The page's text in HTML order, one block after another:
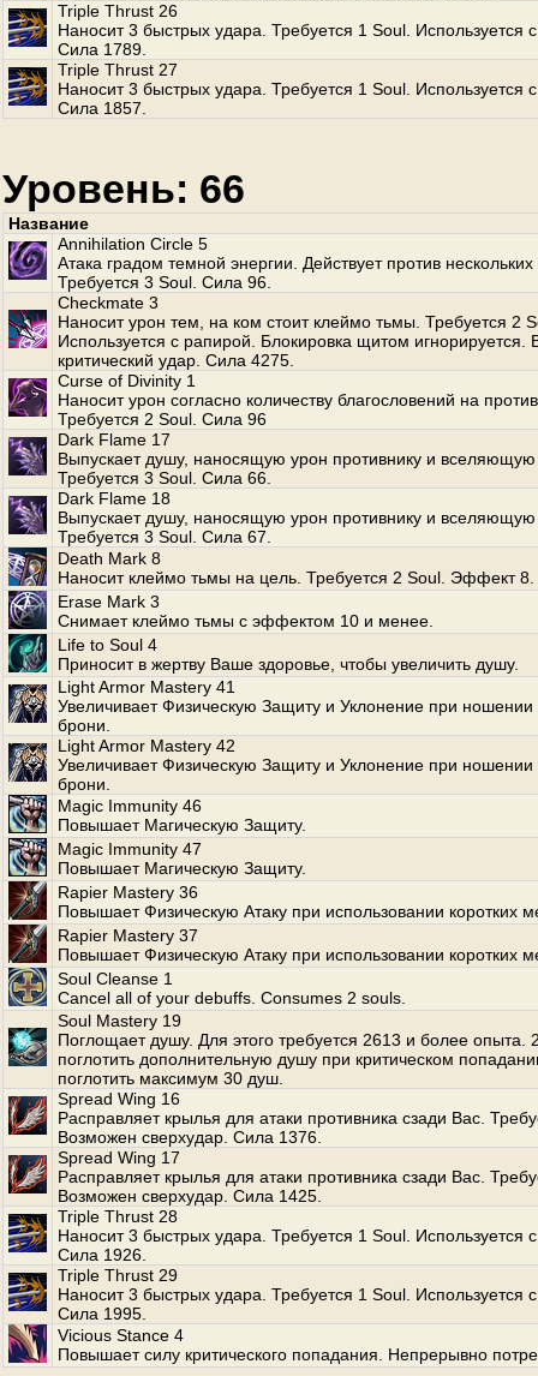
Triple Thrust 26
Наносит 3 быстрых удара. Требуется 1 Soul. Используется
Сила 1789.
Triple Thrust 27
Наносит 3 быстрых удара. Требуется 1 Soul. Используется
Сила 1857.
Уровень: 66
Название
Annihilation Circle 5
Атака градом темной энергии. Действует против
Требуется 3 Soul. Сила 96.
Checkmate 3
Наносит урон тем, на ком стоит клеймо тьмы. Требуется 2
Используется с рапирой. Блокировка щитом игнорируется.
критический удар. Сила 4275.
Curse of Divinity 1
Наносит урон согласно количеству благословений на
Требуется 2 Soul. Сила 96
Dark Flame 17
Выпускает душу, наносящую урон противнику и вселяющую
Требуется 3 Soul. Сила 66.
Dark Flame 18
Выпускает душу, наносящую урон противнику и вселяющую
Требуется 3 Soul. Сила 67.
Death Mark 8
Наносит клеймо тьмы на цель. Требуется 2 Soul. Эффект 8.
Erase Mark 3
Снимает клеймо тьмы с эффектом 10 и менее.
Life to Soul 4
Приносит в жертву Ваше здоровье, чтобы увеличить душу.
Light Armor Mastery 41
Увеличивает Физическую Защиту и Уклонение при ношении
брони.
Light Armor Mastery 42
Увеличивает Физическую Защиту и Уклонение при ношении
брони.
Magic Immunity 46
Повышает Магическую Защиту.
Magic Immunity 47
Повышает Магическую Защиту.
Rapier Mastery 36
Повышает Физическую Атаку при использовании коротких
Rapier Mastery 37
Повышает Физическую Атаку при использовании коротких
Soul Cleanse 1
Cancel all of your debuffs. Consumes 2 souls.
Soul Mastery 19
Поглощает душу. Для этого требуется 2613 и более опыта.
поглотить дополнительную душу при критическом
поглотить максимум 30 душ.
Spread Wing 16
Расправляет крылья для атаки противника сзади Вас.
Возможен сверхудар. Сила 1376.
Spread Wing 17
Расправляет крылья для атаки противника сзади Вас.
Возможен сверхудар. Сила 1425.
Triple Thrust 28
Наносит 3 быстрых удара. Требуется 1 Soul. Используется
Сила 1926.
Triple Thrust 29
Наносит 3 быстрых удара. Требуется 1 Soul. Используется
Сила 1995.
Vicious Stance 4
Повышает силу критического попадания. Непрерывно